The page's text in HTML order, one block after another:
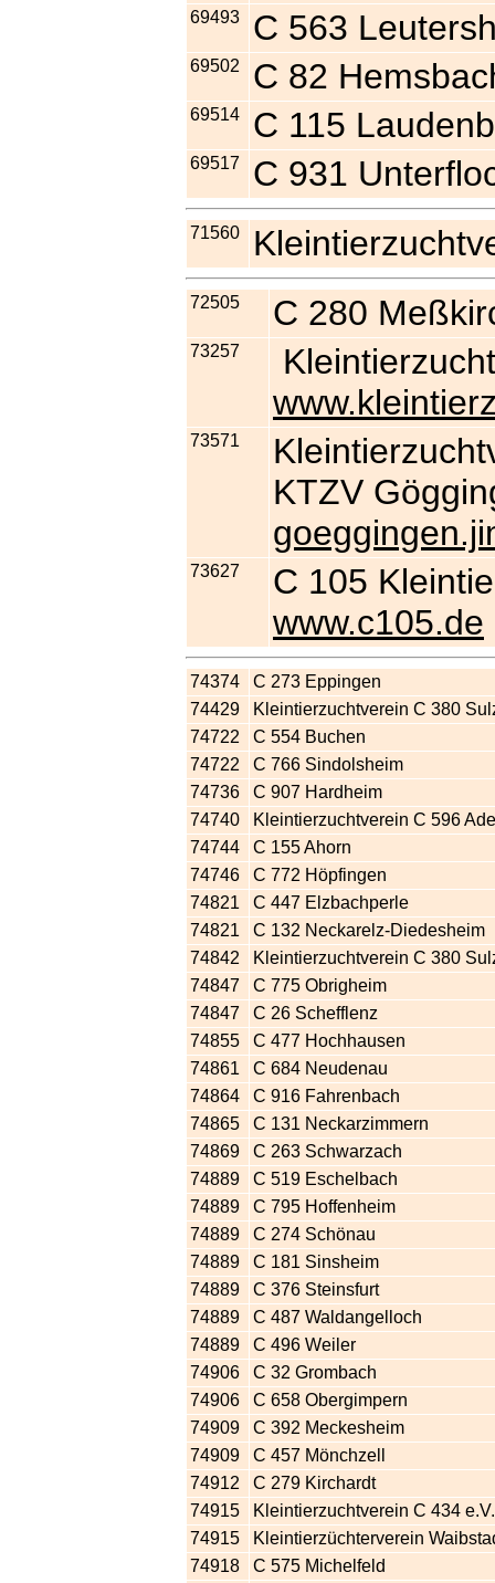
69493 C 563
69502 C 82
69514 C 115
69517 C 931
71560
72505 C 280
73257
73571
KTZV
73627
C 105
www.c105.de
74374
C 273 Eppingen
74429
Kleintierzuchtverein C 380
74722
C 554 Buchen
74722
C 766 Sindolsheim
74736
C 907 Hardheim
74740
Kleintierzuchtverein C 596
74744
C 155 Ahorn
74746
C 772 Höpfingen
74821
C 447 Elzbachperle
74821
C 132 Neckarelz-Diedesheim
74842
Kleintierzuchtverein C 380
74847
C 775 Obrigheim
74847
C 26 Schefflenz
74855
C 477 Hochhausen
74861
C 684 Neudenau
74864
C 916 Fahrenbach
74865
C 131 Neckarzimmern
74869
C 263 Schwarzach
74889
C 519 Eschelbach
74889
C 795 Hoffenheim
74889
C 274 Schönau
74889
C 181 Sinsheim
74889
C 376 Steinsfurt
74889
C 487 Waldangelloch
74889
C 496 Weiler
74906
C 32 Grombach
74906
C 658 Obergimpern
74909
C 392 Meckesheim
74909
C 457 Mönchzell
74912
C 279 Kirchardt
74915
Kleintierzuchtverein C 434 e.V.
74915
Kleintierzüchterverein
74918
C 575 Michelfeld